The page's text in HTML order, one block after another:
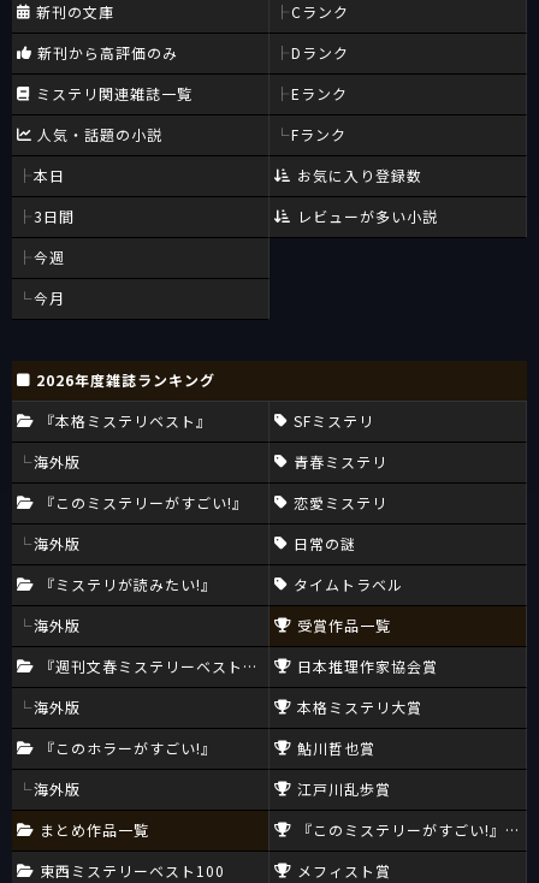
新刊の文庫
新刊から高評価のみ
ミステリ関連雑誌一覧
人気・話題の小説
本日
3日間
今週
今月
Cランク
Dランク
Eランク
Fランク
お気に入り登録数
レビューが多い小説
2026年度雑誌ランキング
『本格ミステリベスト』
海外版
『このミステリーがすごい!』
海外版
『ミステリが読みたい!』
海外版
『週刊文春ミステリーベスト10』
海外版
『このホラーがすごい!』
海外版
まとめ作品一覧
東西ミステリーベスト100
SFミステリ
青春ミステリ
恋愛ミステリ
日常の謎
タイムトラベル
受賞作品一覧
日本推理作家協会賞
本格ミステリ大賞
鮎川哲也賞
江戸川乱歩賞
『このミステリーがすごい!』大賞
メフィスト賞